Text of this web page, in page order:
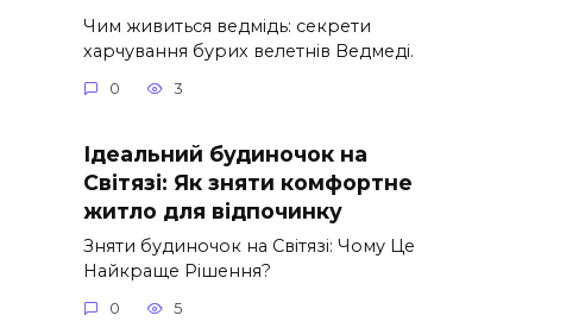
Чим живиться ведмідь: секрети
харчування бурих велетнів Ведмеді.
0 3
Ідеальний будиночок на
Світязі: Як зняти комфортне
житло для відпочинку
Зняти будиночок на Світязі: Чому Це
Найкраще Рішення?
0 5